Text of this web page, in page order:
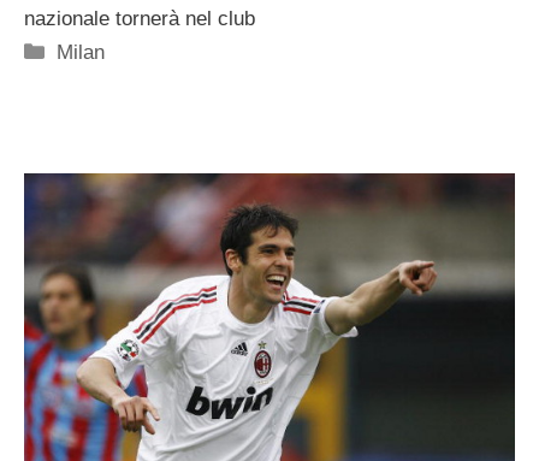
nazionale tornerà nel club
Categorie
Milan